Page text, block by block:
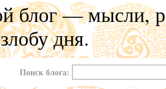
блог — мысли,
дня.
Поиск блога: